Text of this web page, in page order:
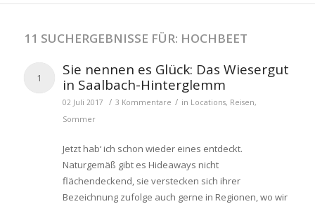
11 SUCHERGEBNISSE FÜR: HOCHBEET
1
Sie nennen es Glück: Das Wiesergut
in Saalbach-Hinterglemm
02 Juli 2017 / 3 Kommentare / in Locations, Reisen,
Sommer
Jetzt hab‘ ich schon wieder eines entdeckt.
Naturgemäß gibt es Hideaways nicht
flächendeckend, sie verstecken sich ihrer
Bezeichnung zufolge auch gerne in Regionen, wo wir